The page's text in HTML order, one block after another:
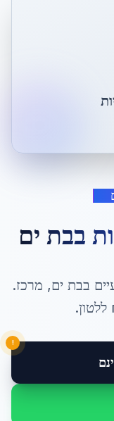
בבת ים
בבת ים, מרכז.
ללטון.
!